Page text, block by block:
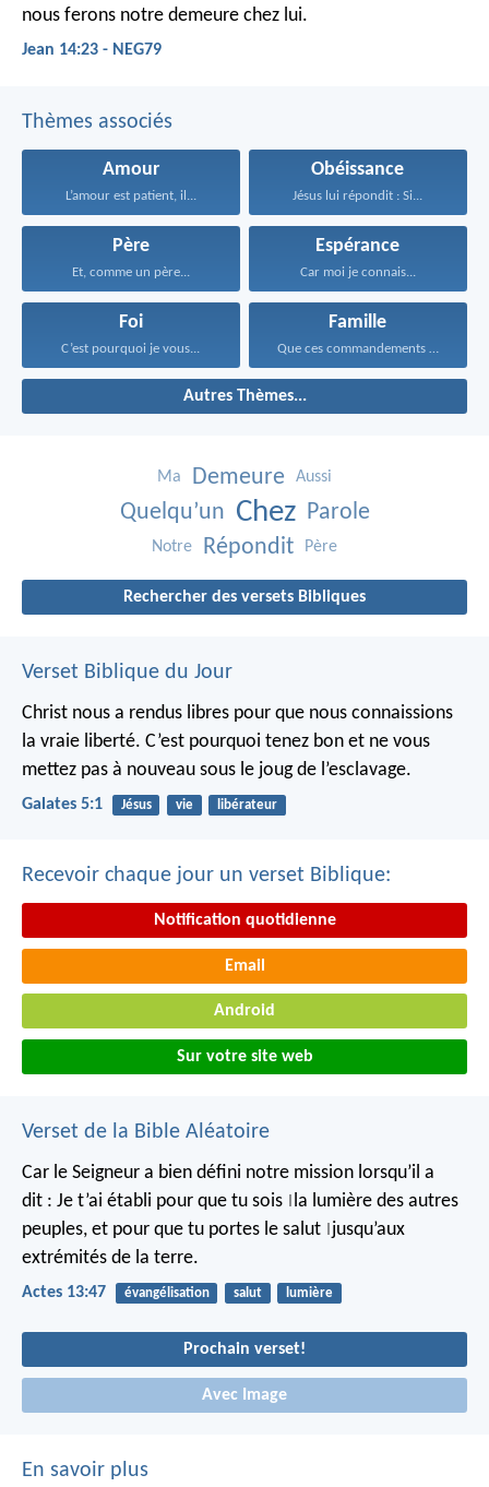
nous ferons notre demeure chez lui.
Jean 14:23 - NEG79
Thèmes associés
Amour
L’amour est patient, il...
Obéissance
Jésus lui répondit : Si...
Père
Et, comme un père...
Espérance
Car moi je connais...
Foi
C’est pourquoi je vous...
Famille
Que ces commandements que...
Autres Thèmes...
Ma Demeure Aussi
Quelqu’un Chez Parole
Notre Répondit Père
Rechercher des versets Bibliques
Verset Biblique du Jour
Christ nous a rendus libres pour que nous connaissions
la vraie liberté. C’est pourquoi tenez bon et ne vous
mettez pas à nouveau sous le joug de l’esclavage.
Galates 5:1 Jésus vie libérateur
Recevoir chaque jour un verset Biblique:
Notification quotidienne
Email
Android
Sur votre site web
Verset de la Bible Aléatoire
Car le Seigneur a bien défini notre mission lorsqu’il a
dit : Je t’ai établi pour que tu sois
la lumière des autres
peuples, et pour que tu portes le salut jusqu’aux
extrémités de la terre.
Actes 13:47 évangélisation salut lumière
Prochain verset!
Avec Image
En savoir plus